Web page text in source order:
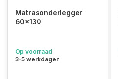
Matrasonderlegger
60x130
Op voorraad
3-5 werkdagen